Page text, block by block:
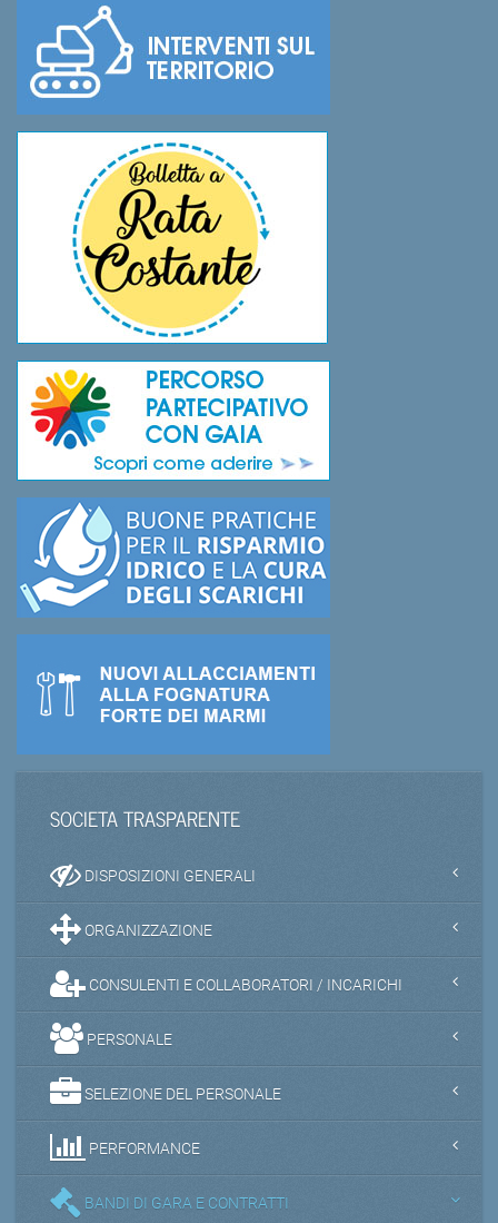
SOCIETA TRASPARENTE
DISPOSIZIONI GENERALI
ORGANIZZAZIONE
CONSULENTI E COLLABORATORI / INCARICHI
PERSONALE
SELEZIONE DEL PERSONALE
PERFORMANCE
BANDI DI GARA E CONTRATTI